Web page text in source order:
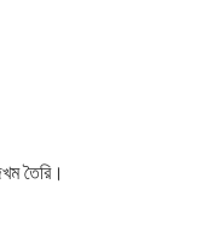
তৈরি।